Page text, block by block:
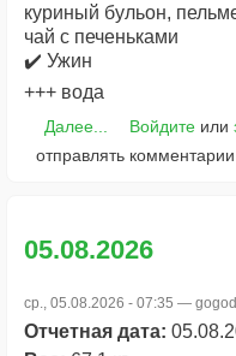
куриный бульон,
чай с печеньками
✔️ Ужин
+++ вода
Далее... Войдитеили
отправлять комментарии
05.08.2026
ср., 05.08.2026 - 07:35 —
Отчетная дата: